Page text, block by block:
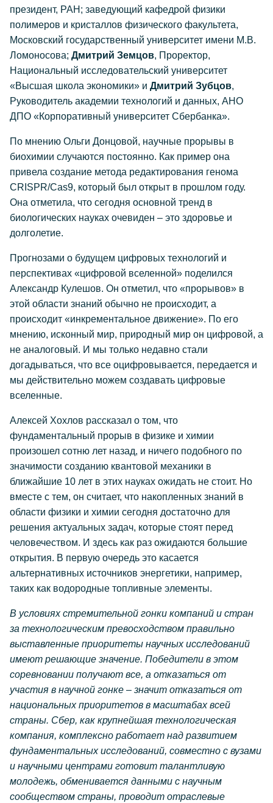
президент, РАН; заведующий кафедрой физики
полимеров и кристаллов физического факультета,
Московский государственный университет имени М.В.
Ломоносова; Дмитрий Земцов, Проректор,
Национальный исследовательский университет
«Высшая школа экономики» и Дмитрий Зубцов,
Руководитель академии технологий и данных, АНО
ДПО «Корпоративный университет Сбербанка».
По мнению Ольги Донцовой, научные прорывы в
биохимии случаются постоянно. Как пример она
привела создание метода редактирования генома
CRISPR/Cas9, который был открыт в прошлом году.
Она отметила, что сегодня основной тренд в
биологических науках очевиден – это здоровье и
долголетие.
Прогнозами о будущем цифровых технологий и
перспективах «цифровой вселенной» поделился
Александр Кулешов. Он отметил, что «прорывов» в
этой области знаний обычно не происходит, а
происходит «инкрементальное движение». По его
мнению, исконный мир, природный мир он цифровой, а
не аналоговый. И мы только недавно стали
догадываться, что все оцифровывается, передается и
мы действительно можем создавать цифровые
вселенные.
Алексей Хохлов рассказал о том, что
фундаментальный прорыв в физике и химии
произошел сотню лет назад, и ничего подобного по
значимости созданию квантовой механики в
ближайшие 10 лет в этих науках ожидать не стоит. Но
вместе с тем, он считает, что накопленных знаний в
области физики и химии сегодня достаточно для
решения актуальных задач, которые стоят перед
человечеством. И здесь как раз ожидаются большие
открытия. В первую очередь это касается
альтернативных источников энергетики, например,
таких как водородные топливные элементы.
В условиях стремительной гонки компаний и стран
за технологическим превосходством правильно
выставленные приоритеты научных исследований
имеют решающие значение. Победители в этом
соревновании получают все, а отказаться от
участия в научной гонке – значит отказаться от
национальных приоритетов в масштабах всей
страны. Сбер, как крупнейшая технологическая
компания, комплексно работает над развитием
фундаментальных исследований, совместно с вузами
и научными центрами готовит талантливую
молодежь, обменивается данными с научным
сообществом страны, проводит отраслевые